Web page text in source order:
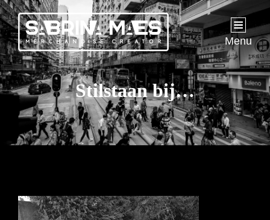
Menu
Stilstaan bij…